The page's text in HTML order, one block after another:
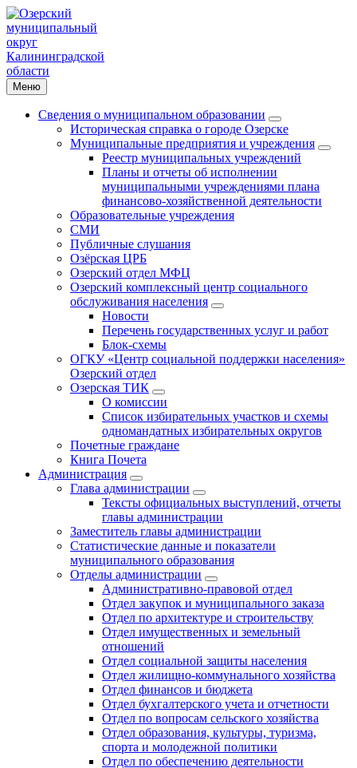
Меню
Сведения о муниципальном образовании
Историческая справка о городе Озерске
Муниципальные предприятия и учреждения
Реестр муниципальных учреждений
Планы и отчеты об исполнении
муниципальными учреждениями плана
финансово-хозяйственной деятельности
Образовательные учреждения
СМИ
Публичные слушания
Озёрская ЦРБ
Озерский отдел МФЦ
Озерский комплексный центр социального
обслуживания населения
Новости
Перечень государственных услуг и работ
Блок-схемы
ОГКУ «Центр социальной поддержки населения»
Озерский отдел
Озерская ТИК
О комиссии
Список избирательных участков и схемы
одномандатных избирательных округов
Почетные граждане
Книга Почета
Администрация
Глава администрации
Тексты официальных выступлений, отчеты
главы администрации
Заместитель главы администрации
Статистические данные и показатели
муниципального образования
Отделы администрации
Административно-правовой отдел
Отдел закупок и муниципального заказа
Отдел по архитектуре и строительству
Отдел имущественных и земельный
отношений
Отдел социальной защиты населения
Отдел жилищно-коммунального хозяйства
Отдел финансов и бюджета
Отдел бухгалтерского учета и отчетности
Отдел по вопросам сельского хозяйства
Отдел образования, культуры, туризма,
спорта и молодежной политики
Отдел по обеспечению деятельности